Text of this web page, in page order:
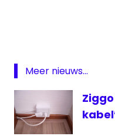
Pluspakket
maand
ziggo
Meer nieuws...